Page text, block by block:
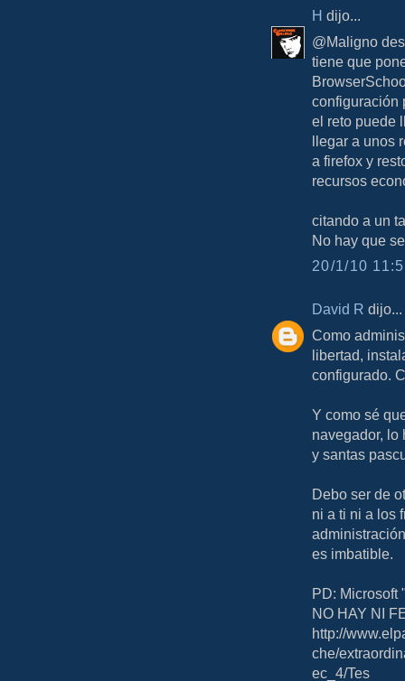
H dijo...
@Maligno
tiene que
configuración
el reto puede
llegar a unos
a firefox y
recursos
citando a un
No hay que
20/1/10
David R dijo...
Como
libertad,
configurado.
Y como sé
navegador, lo
y santas
Debo ser de
ni a ti ni a los
es imbatible.
PD: Microsoft
NO HAY NI
http://
che/
ec_4/Tes